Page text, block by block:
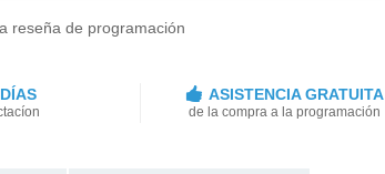
reseña de programación
ASISTENCIA GRATUITA
de la compra a la programación